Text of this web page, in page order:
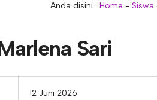
Anda disini : Home - Siswa
Sari
12 Juni 2026